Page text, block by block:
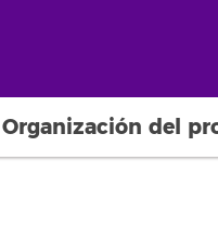
Organización del